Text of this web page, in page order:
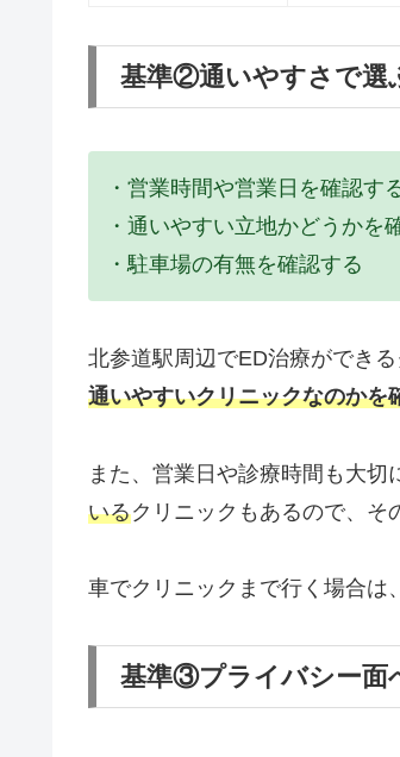
基準②通いやすさで選
・営業時間や営業日を確認す
・通いやすい立地かどうかを
・駐車場の有無を確認する
北参道駅周辺でED治療ができ
通いやすいクリニックなのかを
また、営業日や診療時間も大切
いるクリニックもあるので、そ
車でクリニックまで行く場合は
基準③プライバシー面